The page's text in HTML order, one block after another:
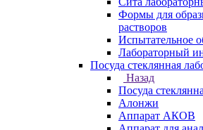
Формы для
растворов
Испытательное
Лабораторный
Посуда стеклянная
Назад
Посуда
Алонжи
Аппарат АКОВ